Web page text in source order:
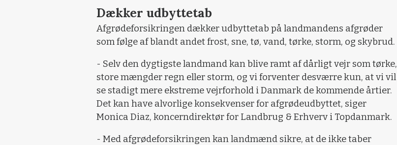
Dækker udbyttetab
Afgrødeforsikringen dækker udbyttetab på landmandens afgrøder
som følge af blandt andet frost, sne, tø, vand, tørke, storm, og skybrud.
- Selv den dygtigste landmand kan blive ramt af dårligt vejr som tørke,
store mængder regn eller storm, og vi forventer desværre kun, at vi vil
se stadigt mere ekstreme vejrforhold i Danmark de kommende årtier.
Det kan have alvorlige konsekvenser for afgrødeudbyttet, siger
Monica Diaz, koncerndirektør for Landbrug & Erhverv i Topdanmark.
- Med afgrødeforsikringen kan landmænd sikre, at de ikke taber